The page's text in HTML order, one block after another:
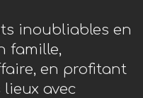
inoubliables en
famille,
en profitant
avec